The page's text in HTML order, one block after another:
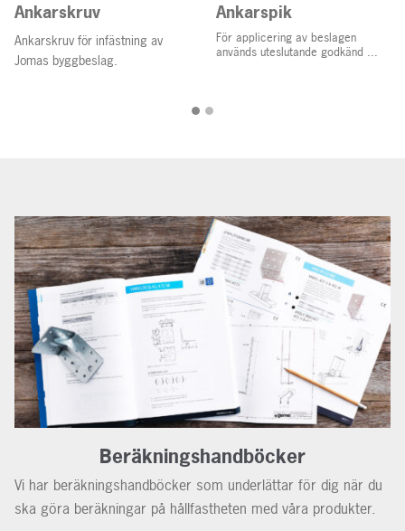
Ankarskruv
Ankarskruv för infästning av
Jomas byggbeslag.
Ankarspik
För applicering av beslagen
används uteslutande godkänd ...
Beräkningshandböcker
Vi har beräkningshandböcker som underlättar för dig när du
ska göra beräkningar på hållfastheten med våra produkter.